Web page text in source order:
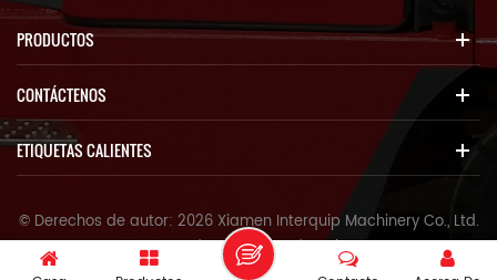
PRODUCTOS
CONTÁCTENOS
ETIQUETAS CALIENTES
© Derechos de autor: 2026 Xiamen Interquip Machinery Co., Ltd.
Reservados todos los derechos.